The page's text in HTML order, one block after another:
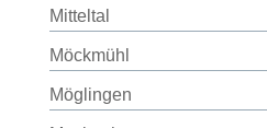
Mitteltal
Möckmühl
Möglingen